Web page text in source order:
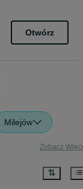
Otwórz
Milejów
Zobacz